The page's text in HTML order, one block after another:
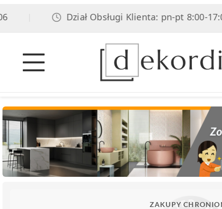
Dział Obsługi Klienta: pn-pt 8:00-
ZAKUPY